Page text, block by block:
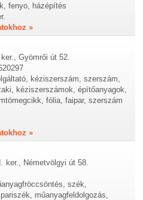
fenyo, házépítés
»
Gyömrői út 52.
kéziszerszám, szerszám,
kéziszerszámok, építőanyagok,
fólia, faipar, szerszám
»
ker., Németvölgyi út 58.
szék,
műanyagfeldolgozás,